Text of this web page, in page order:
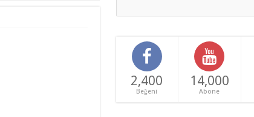
2,400
Beğeni
14,000
Abone